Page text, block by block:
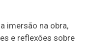
imersão na obra,
e reflexões sobre